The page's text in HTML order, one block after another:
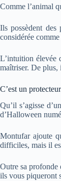
Comme l’animal
Ils possèdent des
considérée
L’intuition élevée
maîtriser. De plus,
C’est un protecteur
Qu’il s’agisse
d’Halloween
Montufar ajoute
difficiles, mais il
Outre sa profonde
ils vous piqueront